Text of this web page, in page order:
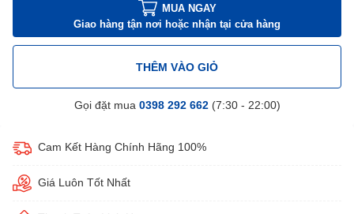
MUA NGAY
Giao hàng tận nơi hoặc nhận tại cửa hàng
THÊM VÀO GIỎ
Gọi đặt mua 0398 292 662(7:30 - 22:00)
Cam Kết Hàng Chính Hãng 100%
Giá Luôn Tốt Nhất